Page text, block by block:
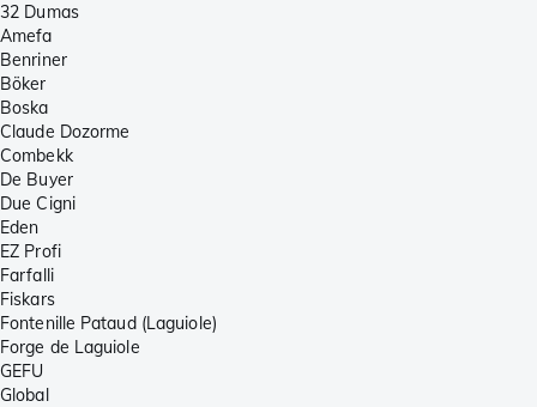
32 Dumas
Amefa
Benriner
Böker
Boska
Claude Dozorme
Combekk
De Buyer
Due Cigni
Eden
EZ Profi
Farfalli
Fiskars
Fontenille Pataud (Laguiole)
Forge de Laguiole
GEFU
Global